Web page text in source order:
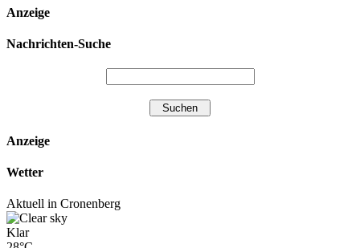
Anzeige
Nachrichten-Suche
Anzeige
Wetter
Aktuell in Cronenberg
Klar